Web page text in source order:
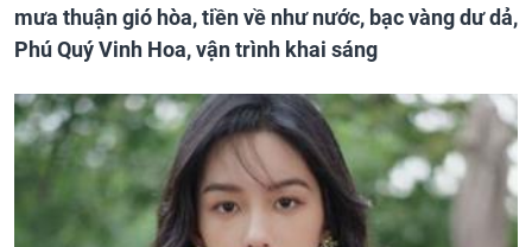
mưa thuận gió hòa, tiền về như nước, bạc vàng dư dả,
Phú Quý Vinh Hoa, vận trình khai sáng